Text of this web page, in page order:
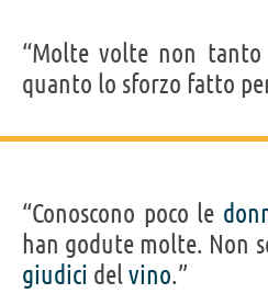
“Molte volte non
quanto lo sforzo fatto
“Conoscono poco le
han godute molte. Non
giudici delvino.”